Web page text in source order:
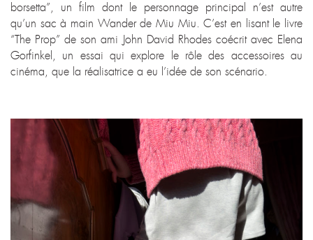
borsetta”, un film dont le personnage principal n’est autre
qu’un sac à main Wander de Miu Miu. C’est en lisant le livre
“The Prop” de son ami John David Rhodes coécrit avec Elena
Gorfinkel, un essai qui explore le rôle des accessoires au
cinéma, que la réalisatrice a eu l’idée de son scénario.